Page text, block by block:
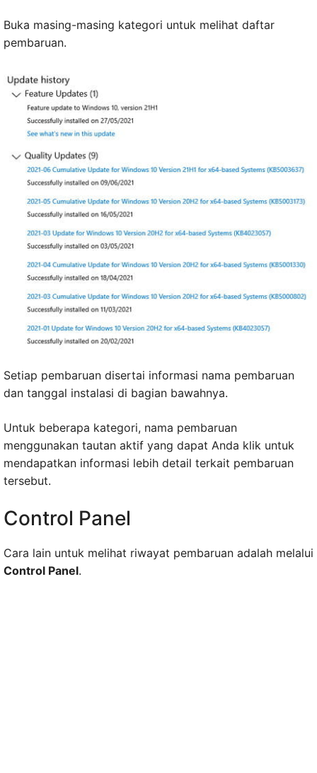
Buka masing-masing kategori untuk melihat daftar
pembaruan.
Setiap pembaruan disertai informasi nama pembaruan
dan tanggal instalasi di bagian bawahnya.
Untuk beberapa kategori, nama pembaruan
menggunakan tautan aktif yang dapat Anda klik untuk
mendapatkan informasi lebih detail terkait pembaruan
tersebut.
Control Panel
Cara lain untuk melihat riwayat pembaruan adalah melalui
Control Panel.